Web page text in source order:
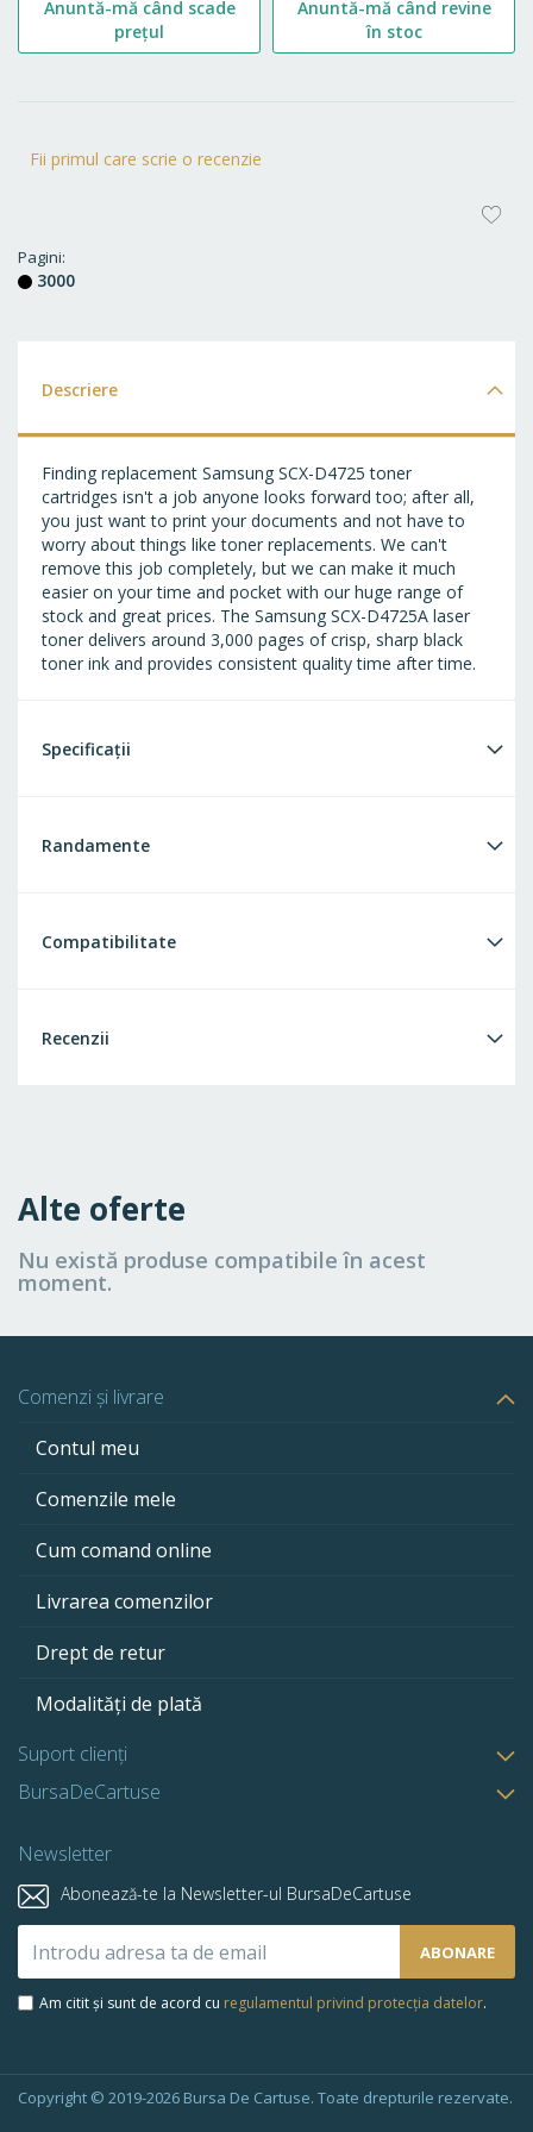
Fii primul care scrie o recenzie
Pagini
3000
Anuntă-mă când scade
prețul
Anuntă-mă când revine
în stoc
Descriere
Finding replacement Samsung SCX-D4725 toner
cartridges isn't a job anyone looks forward too; after all,
you just want to print your documents and not have to
worry about things like toner replacements. We can't
remove this job completely, but we can make it much
easier on your time and pocket with our huge range of
stock and great prices. The Samsung SCX-D4725A laser
toner delivers around 3,000 pages of crisp, sharp black
toner ink and provides consistent quality time after time.
Specificații
Randamente
Compatibilitate
Recenzii
Alte oferte
Nu există produse compatibile în acest
moment.
Comenzi și livrare
Contul meu
Comenzile mele
Cum comand online
Livrarea comenzilor
Drept de retur
Modalități de plată
Suport clienți
BursaDeCartuse
Newsletter
Abonează-te la Newsletter-ul BursaDeCartuse
la
newsletter-
ABONARE
Am citit și sunt de acord cu regulamentul privind protecția datelor.
Copyright © 2019-2026 Bursa De Cartuse. Toate drepturile rezervate.